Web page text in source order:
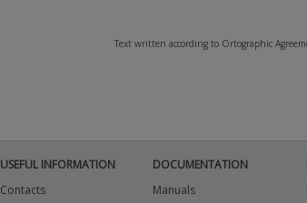
Text written according to Ortographic
USEFUL INFORMATION
Contacts
DOCUMENTATION
Manuals